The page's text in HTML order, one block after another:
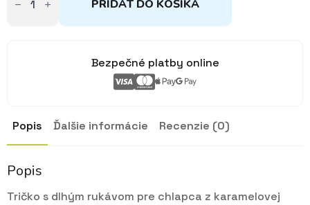
karamelové PRIDAŤ DO KOŠÍKA
Bezpečné platby online
Popis Ďalšie informácie Recenzie (0)
Popis
Tričko s dlhým rukávom pre chlapca z karamelovej